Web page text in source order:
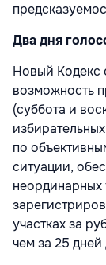
Два дня
Новый Кодекс
возможность
(суббота и
по
ситуации,
неординарных
участках за
чем за 25